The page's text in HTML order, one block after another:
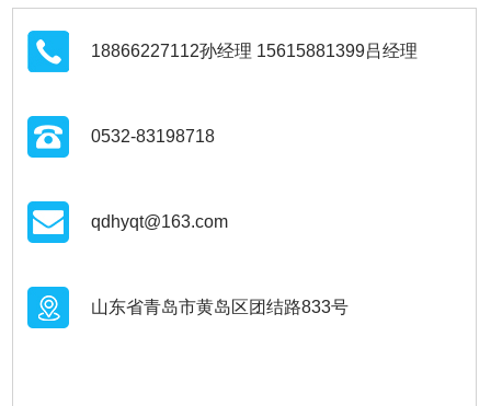
18866227112孙经理 15615881399吕经理
0532-83198718
qdhyqt@163.com
山东省青岛市黄岛区团结路833号